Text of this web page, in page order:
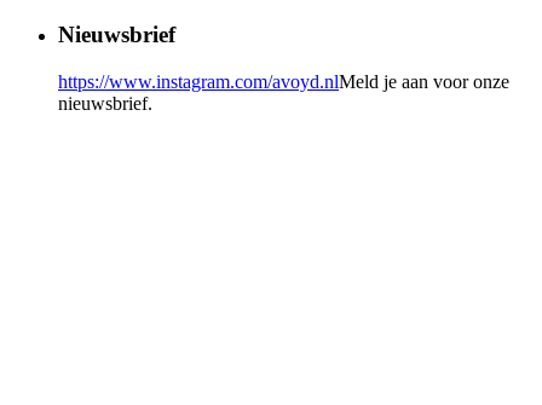
Nieuwsbrief
https://www.instagram.com/avoyd.nlMeld je aan voor onze
nieuwsbrief.